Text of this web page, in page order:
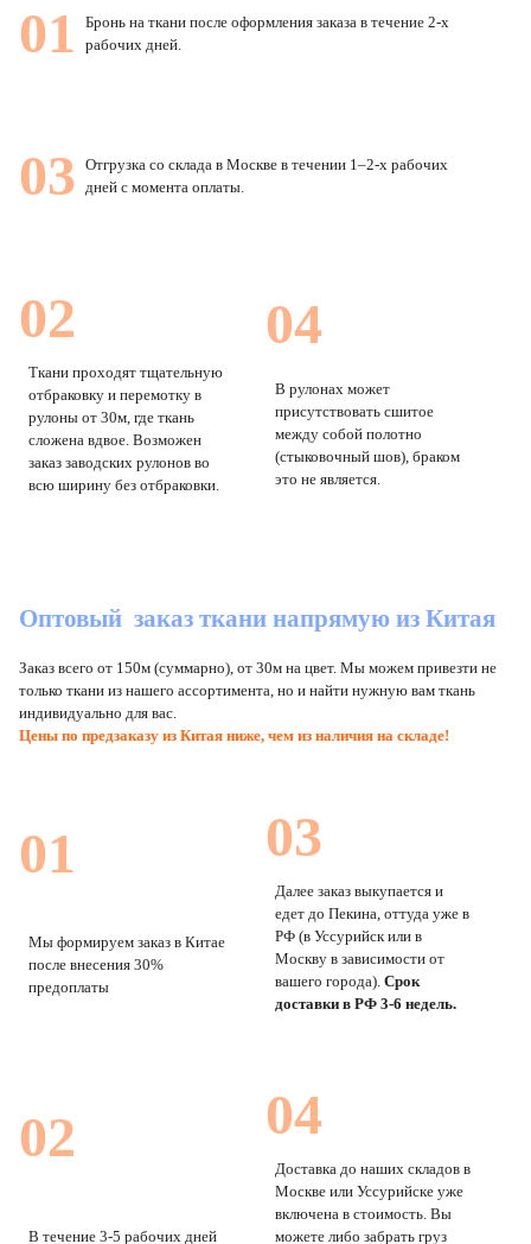
01
Бронь на ткани после оформления заказа в течение 2-х
рабочих дней.
03 Отгрузка со склада в Москве в течении 1–2-х рабочих
дней с момента оплаты.
02
Ткани проходят тщательную
отбраковку и перемотку в
рулоны от 30м, где ткань
сложена вдвое. Возможен
заказ заводских рулонов во
всю ширину без отбраковки.
04
В рулонах может
присутствовать сшитое
между собой полотно
(стыковочный шов), браком
это не является.
Оптовый заказ ткани напрямую из Китая
Заказ всего от 150м (суммарно), от 30м на цвет. Мы можем привезти не
только ткани из нашего ассортимента, но и найти нужную вам ткань
индивидуально для вас.
Цены по предзаказу из Китая ниже, чем из наличия на складе!
01
Мы формируем заказ в Китае
после внесения 30%
предоплаты
03
Далее заказ выкупается и
едет до Пекина, оттуда уже в
РФ (в Уссурийск или в
Москву в зависимости от
вашего города). Срок
доставки в РФ 3-6 недель.
02
В течение 3-5 рабочих дней
04
Доставка до наших складов в
Москве или Уссурийске уже
включена в стоимость. Вы
можете либо забрать груз